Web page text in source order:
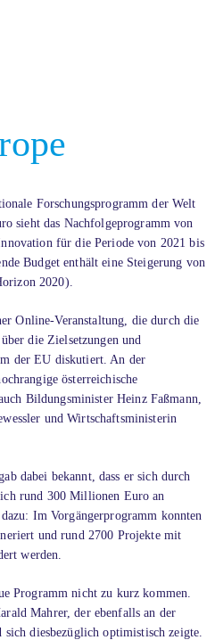
Forschungsprogramm der Welt
sieht das Nachfolgeprogramm von
für die Periode von 2021 bis
Budget enthält eine Steigerung von
2020).
Online-Veranstaltung, die durch die
die Zielsetzungen und
der EU diskutiert. An der
österreichische
Bildungsminister Heinz Faßmann,
und Wirtschaftsministerin
dabei bekannt, dass er sich durch
rund 300 Millionen Euro an
Im Vorgängerprogramm konnten
und rund 2700 Projekte mit
werden.
Programm nicht zu kurz kommen.
Mahrer, der ebenfalls an der
diesbezüglich optimistisch zeigte.